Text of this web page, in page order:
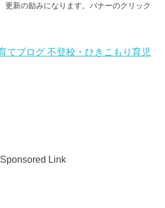
更新の励みになります。バナーのクリック
Sponsored Link